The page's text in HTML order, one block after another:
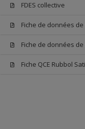
FDES collective
Fiche de données
Fiche de données
Fiche QCE Rubbol